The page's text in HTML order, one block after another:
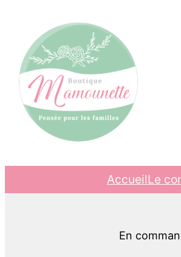
AccueilLe
En